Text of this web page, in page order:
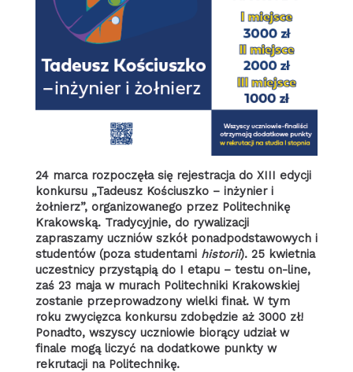
24 marca rozpoczęła się rejestracja do XIII edycji
konkursu „Tadeusz Kościuszko – inżynier i
żołnierz”, organizowanego przez Politechnikę
Krakowską. Tradycyjnie, do rywalizacji
zapraszamy uczniów szkół ponadpodstawowych i
studentów (poza studentami historii). 25 kwietnia
uczestnicy przystąpią do I etapu – testu on-line,
zaś 23 maja w murach Politechniki Krakowskiej
zostanie przeprowadzony wielki finał. W tym
roku zwycięzca konkursu zdobędzie aż 3000 zł!
Ponadto, wszyscy uczniowie biorący udział w
finale mogą liczyć na dodatkowe punkty w
rekrutacji na Politechnikę.